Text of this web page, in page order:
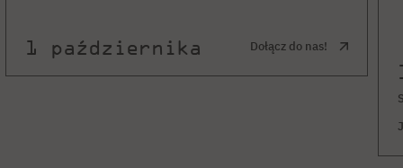
1 października Dołącz do nas!